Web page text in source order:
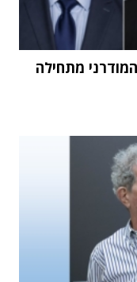
מתחילה